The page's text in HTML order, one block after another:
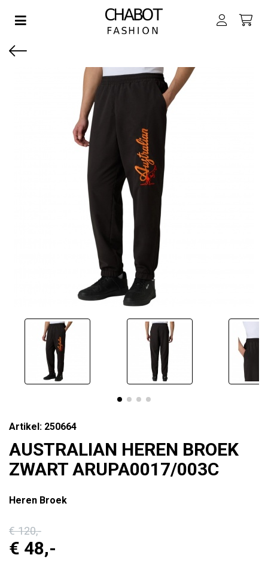
SUBMENU (DAMES)
SUBMENU (HEREN)
SUBMENU (JONGENS)
SUBMENU (MEISJES)
Toggle navigation
Artikel: 250664
AUSTRALIAN HEREN BROEK
ZWART ARUPA0017/003C
Heren Broek
€ 120,-
€ 48,-